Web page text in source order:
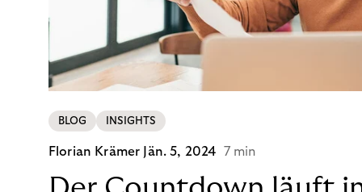
BLOG INSIGHTS
Florian Krämer Jän. 5, 2024 7 min